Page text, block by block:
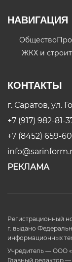
НАВИГАЦИЯ
Общество
ЖКХ и
КОНТАКТЫ
г. Саратов, ул.
+7 (917) 982-81-
+7 (8452) 659-
РЕКЛАМА
Регистрационный
г. выдано
информационных
Учредитель — ООО
Главный редактор